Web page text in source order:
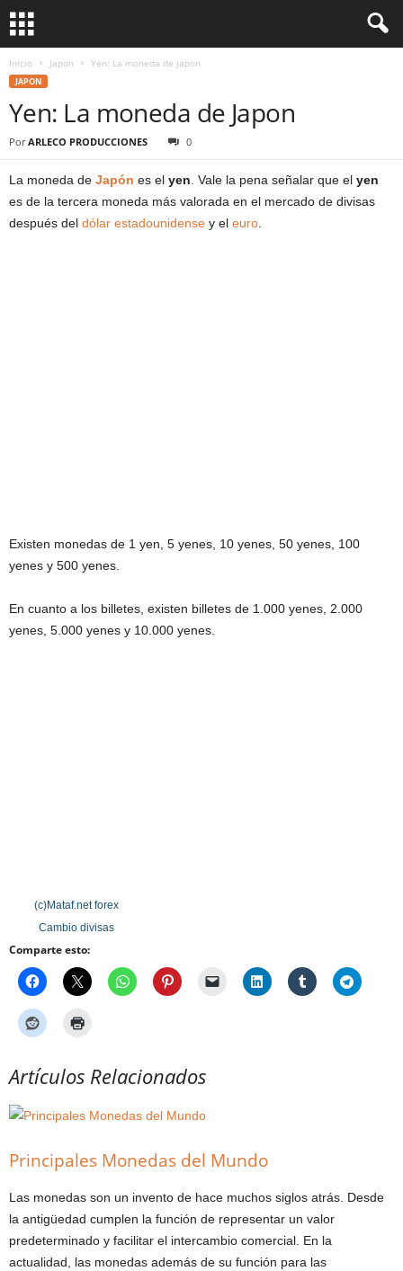
Inicio Japon Yen: La moneda de Japon
JAPON
Yen: La moneda de Japon
Por ARLECO PRODUCCIONES 0
La moneda de Japón es el yen . Vale la pena señalar que el yen
es de la tercera moneda más valorada en el mercado de divisas
después del dólar estadounidense y el euro
Existen monedas de 1 yen, 5 yenes, 10 yenes, 50 yenes, 100
yenes y 500 yenes.
En cuanto a los billetes, existen billetes de 1.000 yenes, 2.000
yenes, 5.000 yenes y 10.000 yenes.
(c)Mataf.netforex
Cambio divisas
Comparte esto:
Artículos Relacionados
Principales Monedas del Mundo
Las monedas son un invento de hace muchos siglos atrás. Desde
la antigüedad cumplen la función de representar un valor
predeterminado y facilitar el intercambio comercial. En la
actualidad, las monedas además de su función para las